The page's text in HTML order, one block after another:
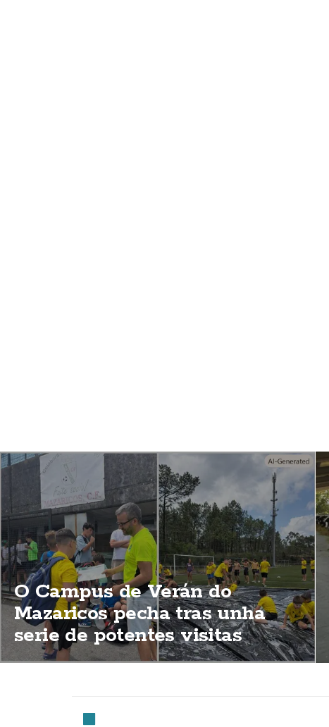
O Campus de Verán do
Mazaricos pecha tras unha
serie de potentes visitas